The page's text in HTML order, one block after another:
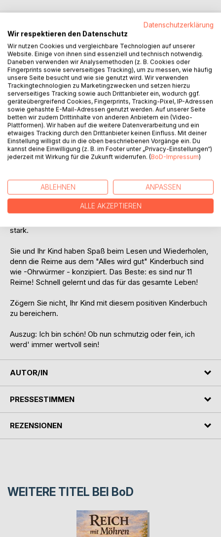
BESCHREIBUNG
Stellen Sie sich vor, 11 psychologischen Reime aus dem
positiven Kinderbuch - Alles wird gut - mit
Affirmationsreimen machen Ihr Kind für das Leben stark!
Aufwand: minimal! Spaßfaktor: riesig! Ergebnis: lebenslang!
Ist Ihr Kind zwischen 3 und 7 Jahren alt? Super!
Die Theta Phase (meditativer Zustand) öffnet den direkten
Zugang zum Unterbewusstsein und genau dort legen sich
automatisch für das gesamte Leben ab.
Darum kommen jetzt 11 positive Affirmationsreime ins Spiel
(neue Anwendungsmethode!) und verwurzeln sich tief im
stark.
Sie und Ihr Kind haben Spaß beim Lesen und Wiederholen,
denn die Reime aus dem "Alles wird gut" Kinderbuch sind
wie -Ohrwürmer - konzipiert. Das Beste: es sind nur 11
Reime! Schnell gelernt und das für das gesamte Leben!
Zögern Sie nicht, Ihr Kind mit diesem positiven Kinderbuch
zu bereichern.
Auszug: Ich bin schön! Ob nun schmutzig oder fein, ich
werd' immer wertvoll sein!
AUTOR/IN
PRESSESTIMMEN
REZENSIONEN
WEITERE TITEL BEI BoD
Datenschutzerklärung
Wir respektieren den Datenschutz
Wir nutzen Cookies und vergleichbare Technologien auf unserer
Website. Einige von ihnen sind essenziell und technisch notwendig.
Daneben verwenden wir Analysemethoden (z. B. Cookies oder
Fingerprints sowie serverseitiges Tracking), um zu messen, wie häufig
unsere Seite besucht und wie sie genutzt wird. Wir verwenden
Trackingtechnologien zu Marketingzwecken und setzen hierzu
serverseitiges Tracking sowie auch Drittanbieter ein, wodurch ggf.
geräteübergreifend Cookies, Fingerprints, Tracking-Pixel, IP-Adressen
sowie gehashte E-Mail-Adressen genutzt werden. Auf unserer Seite
betten wir zudem Drittinhalte von anderen Anbietern ein (Video-
Plattformen). Wir haben auf die weitere Datenverarbeitung und ein
etwaiges Tracking durch den Drittanbieter keinen Einfluss. Mit deiner
Einstellung willigst du in die oben beschriebenen Vorgänge ein. Du
kannst deine Einwilligung (z. B. im Footer unter „Privacy-Einstellungen“)
jederzeit mit Wirkung für die Zukunft widerrufen. (BoD-Impressum)
ABLEHNEN ANPASSEN
ALLE AKZEPTIEREN